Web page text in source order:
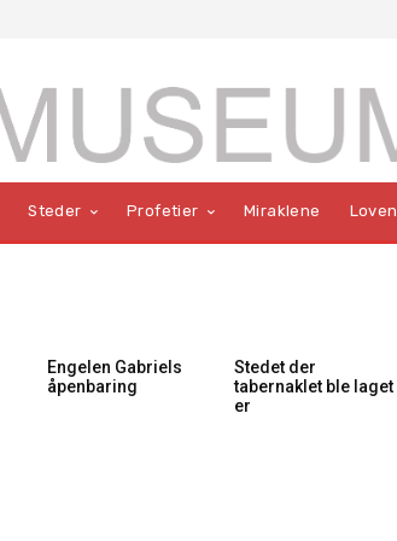
Steder Profetier Miraklene Loven
Engelen Gabriels
åpenbaring
Stedet der
tabernaklet ble laget
er